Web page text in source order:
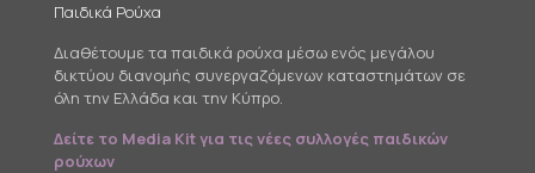
Παιδικά Ρούχα
Διαθέτουμε τα παιδικά ρούχα μέσω ενός μεγάλου
δικτύου διανομής συνεργαζόμενων καταστημάτων σε
όλη την Ελλάδα και την Κύπρο.
Δείτε το Media Kit για τις νέες συλλογές παιδικών
ρούχων